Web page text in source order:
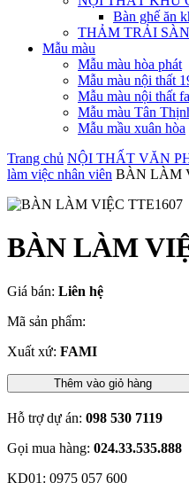
Bàn ghế ăn
THẢM TRẢI SÀN
Mẫu màu
Mẫu màu hòa phát
Mẫu màu nội thất
Mẫu màu nội thất
Mẫu màu Tân
Mẫu mầu xuân hòa
Trang chủ NỘI THẤT VĂN
làm việc nhân viên BÀN LÀM
BÀN LÀM
Giá bán: Liên hệ
Mã sản phẩm:
Xuất xứ: FAMI
Thêm vào giỏ hàng
Hỗ trợ dự án: 098 530 7119
Gọi mua hàng: 024.33.535.888
KD01: 0975 057 600